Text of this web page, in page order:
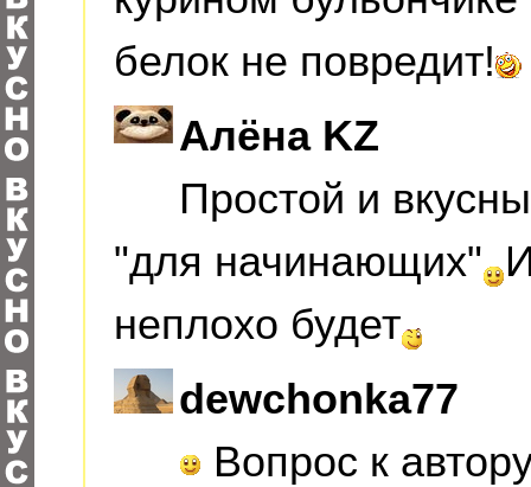
белок не повредит!
Алёна KZ
Простой и
"для начинающих"
неплохо будет
dewchonka77
Вопрос к